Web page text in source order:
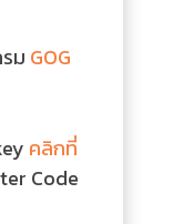
ม GOG
คลิกที่
Code